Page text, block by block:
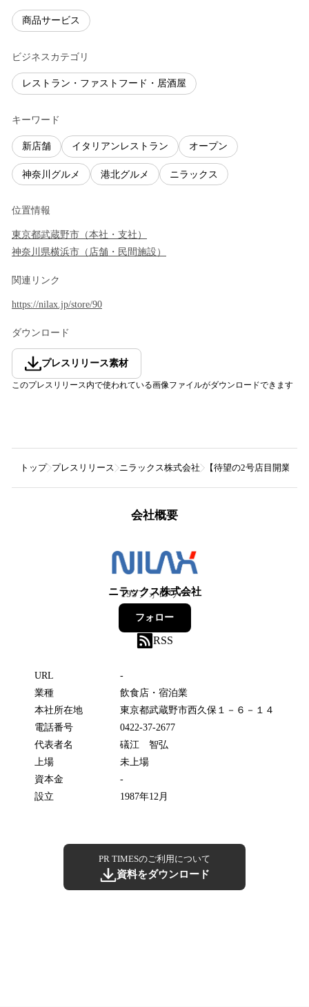
商品サービス
ビジネスカテゴリ
レストラン・ファストフード・居酒屋
キーワード
新店舗 イタリアンレストラン オープン
神奈川グルメ 港北グルメ ニラックス
位置情報
東京都武蔵野市 （本社・支社 ）
神奈川県横浜市 （ 店舗・民間施設 ）
関連リンク
https://nilax.jp/store/90
ダウンロード
プレスリリース素材
このプレスリリース内で使われている画像ファイルがダウンロードできます
トップ プレスリリース ニラックス株式会社 【待望の2号店目開業！
会社概要
ニラックス株式会社
195フォロワー
フォロー
RSS
URL
-
業種
飲食店・宿泊業
本社所在地
東京都武蔵野市西久保１－６－１４
電話番号
0422-37-2677
代表者名
礒江 智弘
上場
未上場
資本金
-
設立
1987年12月
PR TIMESのご利用について
資料をダウンロード